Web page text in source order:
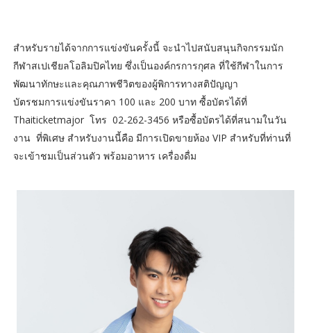
สำหรับรายได้จากการแข่งขันครั้งนี้ จะนำไปสนับสนุนกิจกรรมนัก
กีฬาสเปเชียลโอลิมปิคไทย ซึ่งเป็นองค์กรการกุศล ที่ใช้กีฬาในการ
พัฒนาทักษะและคุณภาพชีวิตของผู้พิการทางสติปัญญา
บัตรชมการแข่งขันราคา 100 และ 200 บาท ซื้อบัตรได้ที่
Thaiticketmajor โทร 02-262-3456 หรือซื้อบัตรได้ที่สนามในวัน
งาน ที่พิเศษ สำหรับงานนี้คือ มีการเปิดขายห้อง VIP สำหรับที่ท่านที่
จะเข้าชมเป็นส่วนตัว พร้อมอาหาร เครื่องดื่ม